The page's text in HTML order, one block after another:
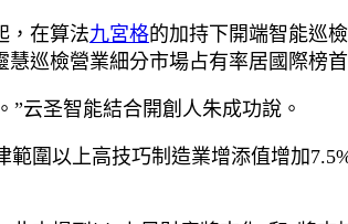
，在算法九宮格的加持下開端智能巡
巡檢營業細分市場占有率居國際榜首
”云圣智能結合開創人朱成功說。
圍以上高技巧制造業增添值增加